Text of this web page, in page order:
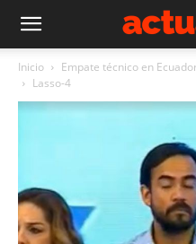
Inicio
Empate técnico en
Lasso-4